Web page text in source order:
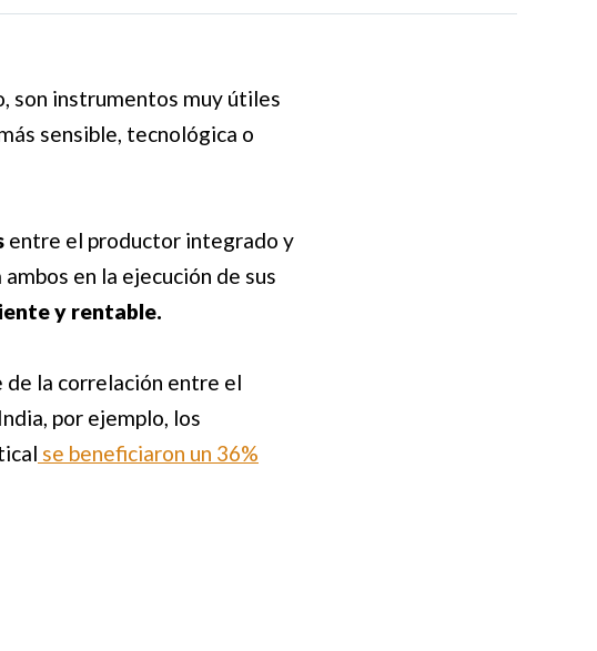
son instrumentos muy útiles
sensible, tecnológica o
entre el productor integrado y
ambos en la ejecución de sus
y rentable.
de la correlación entre el
por ejemplo, los
se beneficiaron un 36%